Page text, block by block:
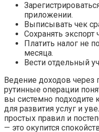
приложении.
Выписывать чек
Сохранять
Платить налог не
месяца.
Вести отдельный
Ведение доходов
рутинные операции
вы системно подходите
для развития услуг и
простых правил и
— это окупится